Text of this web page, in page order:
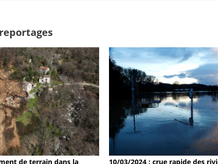
de terrain dans la
10/03/2024 : crue rapide des